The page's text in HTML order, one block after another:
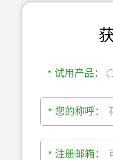
* 试用产品：
* 您的称呼：
* 注册邮箱：